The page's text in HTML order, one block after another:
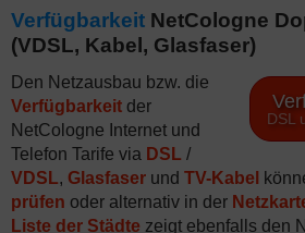
Verfügbarkeit NetCologne
(VDSL, Kabel, Glasfaser)
DSL
Den Netzausbau bzw. die
Verfügbarkeit der
NetCologne Internet und
Telefon Tarife via DSL /
VDSL, Glasfaser und TV-Kabel
prüfen oder alternativ in der
Liste der Städte zeigt ebenfalls den